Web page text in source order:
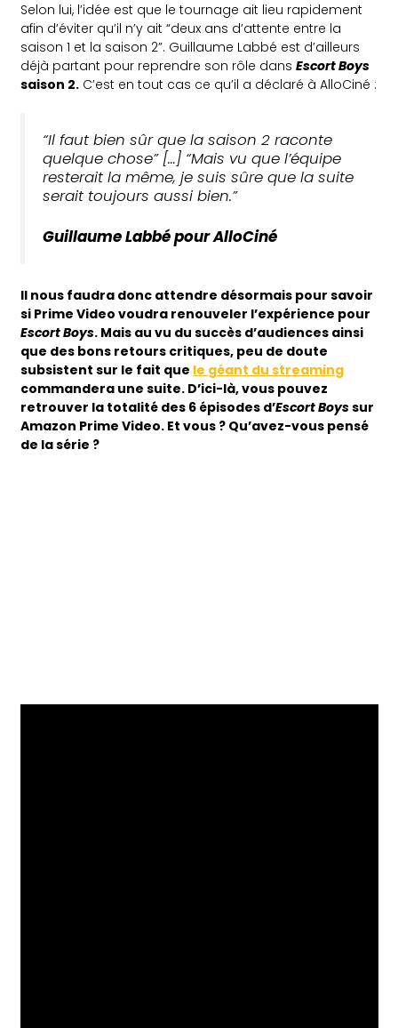
Selon lui, l’idée est que le tournage ait lieu rapidement
afin d’éviter qu’il n’y ait “deux ans d’attente entre la
saison 1 et la saison 2”. Guillaume Labbé est d’ailleurs
déjà partant pour reprendre son rôle dansEscort Boys
saison 2. C’est en tout cas ce qu’il a déclaré à AlloCiné :
“Il faut bien sûr que la saison 2 raconte
quelque chose” […] “Mais vu que l’équipe
resterait la même, je suis sûre que la suite
serait toujours aussi bien.”
Guillaume Labbé pour AlloCiné
Il nous faudra donc attendre désormais pour savoir
si Prime Video voudra renouveler l’expérience pour
Escort Boys. Mais au vu du succès d’audiences ainsi
que des bons retours critiques, peu de doute
subsistent sur le fait que le géant du streaming
commandera une suite. D’ici-là, vous pouvez
retrouver la totalité des 6 épisodes d’Escort Boyssur
Amazon Prime Video. Et vous ? Qu’avez-vous pensé
de la série ?